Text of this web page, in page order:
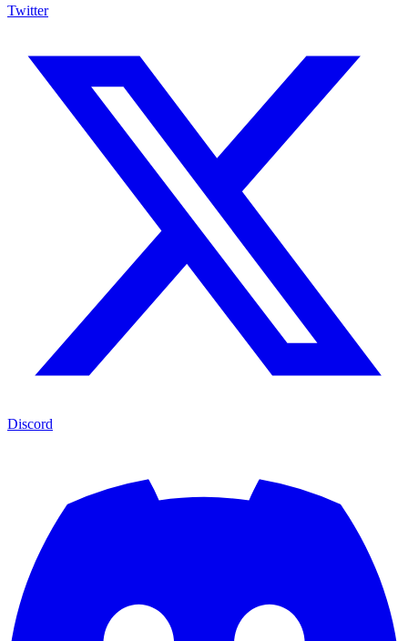
Twitter
Discord